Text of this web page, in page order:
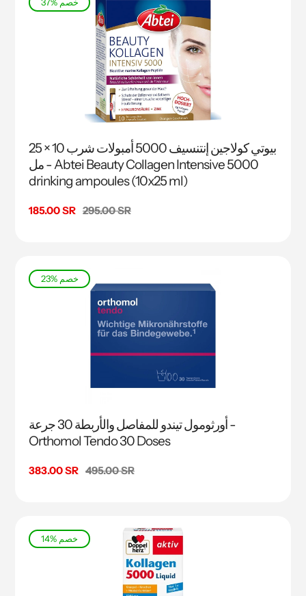
بيوتي كولاجين إنتنسيف 5000 أمبولات شرب 10 × 25
مل - Abtei Beauty Collagen Intensive 5000
drinking ampoules (10x25 ml)
سعر
185.00 SR السعر
295.00 SR
23% خصم
أورثومول تيندو للمفاصل والأربطة 30 جرعة -
Orthomol Tendo 30 Doses
سعر
383.00 SR السعر
495.00 SR
14% خصم